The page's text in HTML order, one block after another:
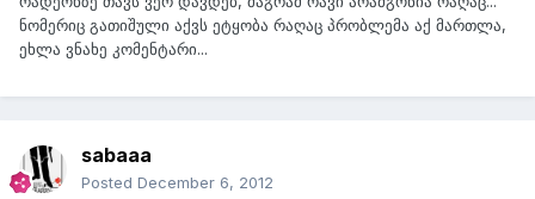
ნომერიც გათიშული აქვს ეტყობა რაღაც პრობლემა აქ მართლა,
ეხლა ვნახე კომენტარი...
sabaaa
Posted December 6, 2012